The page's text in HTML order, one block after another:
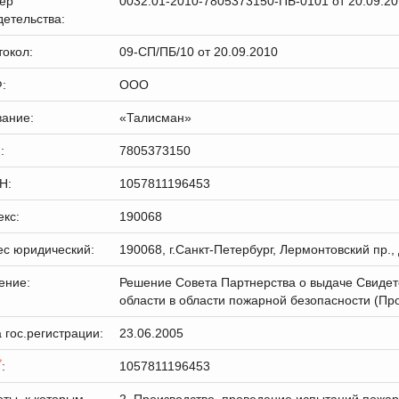
09-СП/ПБ/10 от 20.09.2010
ООО
«Талисман»
7805373150
1057811196453
190068
юридический: 190068, г.Санкт-Петербург, Лермонтовский
Решение Совета Партнерства о выдаче
области в области пожарной безопасности
гос.регистрации: 23.06.2005
: 1057811196453